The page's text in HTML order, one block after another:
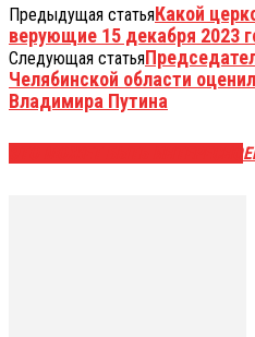
Предыдущая статьяКакой
верующие 15 декабря 2023
Следующая статья
Челябинской области
Владимира Путина